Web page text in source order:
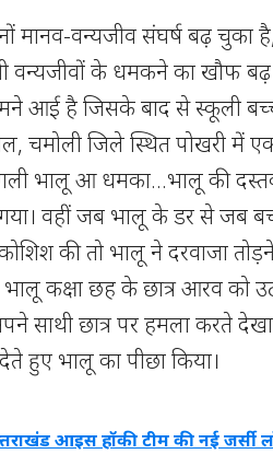
मानव-वन्यजीव संघर्ष बढ़ चुका
वन्यजीवों के धमकने का खौफ
आई है जिसके बाद से स्कूली
चमोली जिले स्थित पोखरी में
भालू आ धमका…भालू की
वहीं जब भालू के डर से जब
की तो भालू ने दरवाजा
भालू कक्षा छह के छात्र आरव को
साथी छात्र पर हमला करते
हुए भालू का पीछा किया।
आइस हॉकी टीम की नई जर्सी